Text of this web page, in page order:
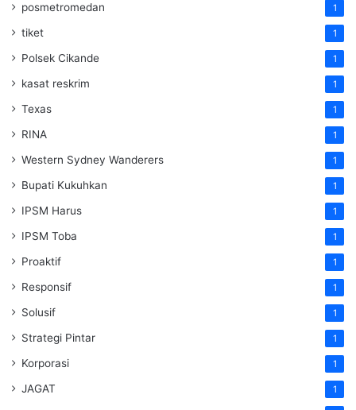
posmetromedan 1
tiket 1
Polsek Cikande 1
kasat reskrim 1
Texas 1
RINA 1
Western Sydney Wanderers 1
Bupati Kukuhkan 1
IPSM Harus 1
IPSM Toba 1
Proaktif 1
Responsif 1
Solusif 1
Strategi Pintar 1
Korporasi 1
JAGAT 1